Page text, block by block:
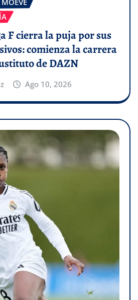
F cierra la puja por sus
comienza la carrera
de DAZN
Ago 10, 2026